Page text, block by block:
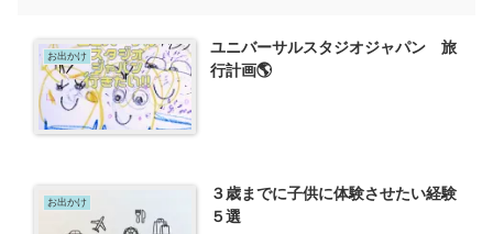
お出かけ
ユニバーサルスタジオジャパン 旅
行計画🌎
お出かけ
３歳までに子供に体験させたい経験
５選